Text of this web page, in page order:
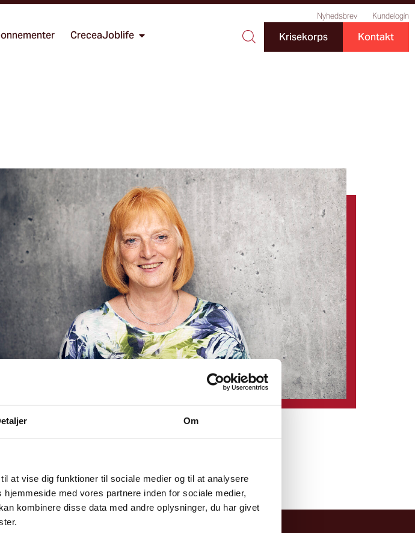
Om
at vise dig funktioner til sociale medier og til at analysere
med vores partnere inden for sociale medier,
kombinere disse data med andre oplysninger, du har givet
Nyhedsbrev Kundelogin
CreceaJoblife Krisekorps Kontakt